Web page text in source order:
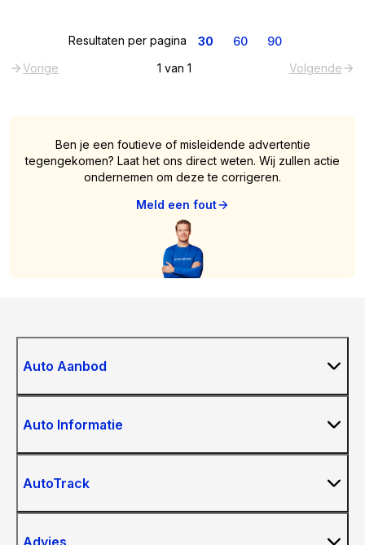
Resultaten per pagina 30 60
90
Vorige
1 van 1 Volgende
Ben je een foutieve of misleidende advertentie
tegengekomen? Laat het ons direct weten. Wij zullen actie
ondernemen om deze te corrigeren.
Meld een fout
Auto Aanbod
Auto Informatie
AutoTrack